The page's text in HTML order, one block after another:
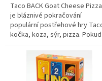
Taco BACK Goat Cheese Pizza
je bláznivé pokračování
populární postřehové hry
kočka, koza, sýr, pizza.
myslíte, že už hru znáte a nic
vás nepřekvapí, připravte se...